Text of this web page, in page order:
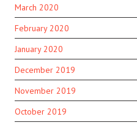
March 2020
February 2020
January 2020
December 2019
November 2019
October 2019